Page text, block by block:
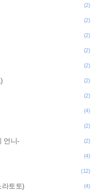
(2)
(2)
(2)
(2)
(2)
(2)
(2)
(4)
(2)
언니- (2)
(4)
(12)
라토토) (4)